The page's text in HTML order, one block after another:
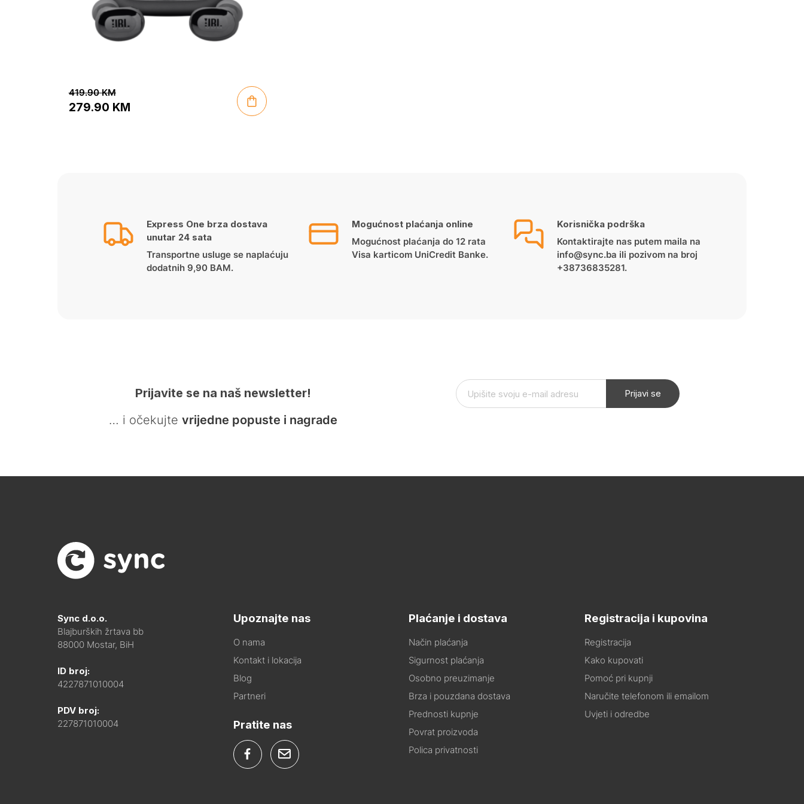
419.90KM
279.90 KM
Express One brza dostava
unutar 24 sata
Transportne usluge se naplaćuju
dodatnih 9,90 BAM.
Mogućnost plaćanja online
Mogućnost plaćanja do 12 rata
Visa karticom UniCredit Banke.
Korisnička podrška
Kontaktirajte nas putem maila na
info@sync.ba ili pozivom na broj
+38736835281.
Prijavite se na naš newsletter!
… i očekujte vrijedne popuste i nagrade
Prijavi se
Sync d.o.o.
Blajburških žrtava bb
88000 Mostar, BiH
ID broj:
4227871010004
PDV broj:
227871010004
Upoznajte nas
O nama
Kontakt i lokacija
Blog
Partneri
Pratite nas
Plaćanje i dostava
Način plaćanja
Sigurnost plaćanja
Osobno preuzimanje
Brza i pouzdana dostava
Prednosti kupnje
Povrat proizvoda
Polica privatnosti
Registracija i kupovina
Registracija
Kako kupovati
Pomoć pri kupnji
Naručite telefonom ili emailom
Uvjeti i odredbe